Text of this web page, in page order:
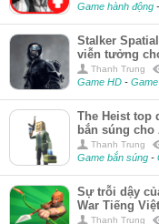
Game hành động -
Stalker
viễn tưởng
Thanh Trung
Game HD -
The Heist top
bắn súng cho
Thanh Trung
Game bắn súng -
Sự trỗi dậy
War Tiếng
Thanh Trung